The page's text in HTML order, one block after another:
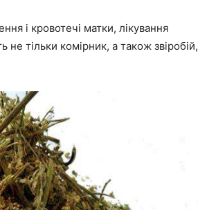
і кровотечі матки, лікування
не тільки комірник, а також звіробій,